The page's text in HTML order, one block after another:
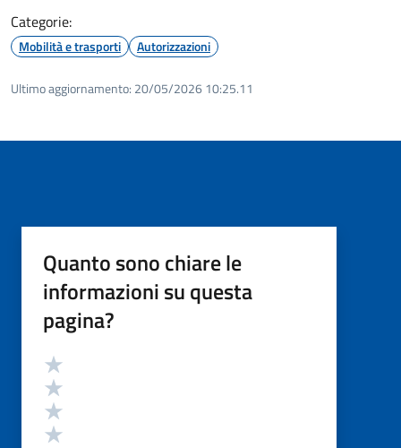
Categorie:
Mobilità e trasporti Autorizzazioni
Ultimo aggiornamento: 20/05/2026 10:25.11
Quanto sono chiare le
informazioni su questa
pagina?
Valutazione